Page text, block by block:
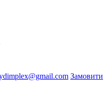
Замовити